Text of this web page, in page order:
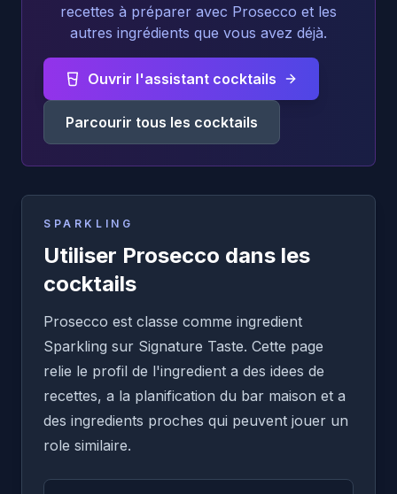
recettes à préparer avec Prosecco et les
autres ingrédients que vous avez déjà.
Ouvrir l'assistant cocktails
Parcourir tous les cocktails
SPARKLING
Utiliser Prosecco dans les
cocktails
Prosecco est classe comme ingredient
Sparkling sur Signature Taste. Cette page
relie le profil de l'ingredient a des idees de
recettes, a la planification du bar maison et a
des ingredients proches qui peuvent jouer un
role similaire.